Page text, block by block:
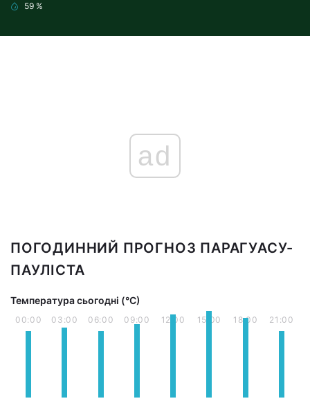
59 %
ad
ПОГОДИННИЙ ПРОГНОЗ ПАРАГУАСУ-
ПАУЛІСТА
Температура сьогодні (°С)
00:00 03:00 06:00 09:00 12:00 15:00 18:00 21:00